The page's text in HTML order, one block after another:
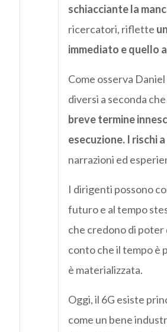
schiacciante la
ricercatori, riflette
immediato e quello
Come osserva
diversi a seconda
breve termine
esecuzione. I rischi
narrazioni ed
I dirigenti possono
futuro e al tempo
che credono di
conto che il tempo è
è materializzata.
Oggi, il 6G esiste
come un bene